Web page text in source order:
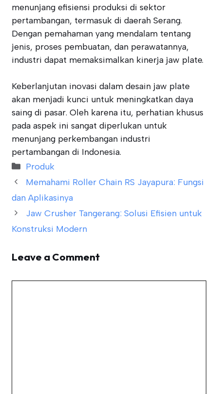
menunjang efisiensi produksi di sektor
pertambangan, termasuk di daerah Serang.
Dengan pemahaman yang mendalam tentang
jenis, proses pembuatan, dan perawatannya,
industri dapat memaksimalkan kinerja jaw plate.
Keberlanjutan inovasi dalam desain jaw plate
akan menjadi kunci untuk meningkatkan daya
saing di pasar. Oleh karena itu, perhatian khusus
pada aspek ini sangat diperlukan untuk
menunjang perkembangan industri
pertambangan di Indonesia.
Categories
Produk
Memahami Roller Chain RS Jayapura: Fungsi
dan Aplikasinya
Jaw Crusher Tangerang: Solusi Efisien untuk
Konstruksi Modern
Leave a Comment